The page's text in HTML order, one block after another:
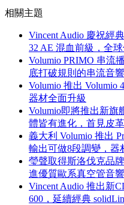
相關主題
Vincent Audio 慶祝經
32 AE 混血前級，全球
Volumio PRIMO 串流
底打破規則的串流音響
Volumio 推出 Volumio
器材全面升級
Volumio即將推出新旗
體皆有進化，首見皮
義大利 Volumio 推出
輸出可做8段調變，器
瑩聲取得斯洛伐克品
進優質歐系真空管音
Vincent Audio 推出新
600，延續經典